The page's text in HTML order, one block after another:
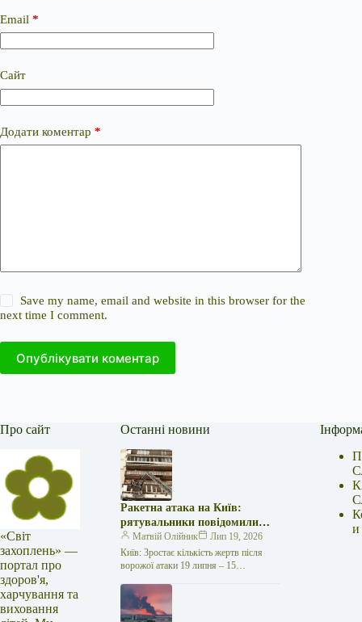
Email *
Сайт
Додати коментар *
Save my name, email and website in this browser for the
next time I comment.
Опублікувати коментар
Про сайт
«Світ
захоплень» —
портал про
здоров'я,
харчування та
виховання
Останні новини
Ракетна атака на Київ:
рятувальники повідомили
про 15 поранених
Матвій Олійник
Лип 19, 2026
Київ: Зростає кількість жертв після
ворожої атаки 19 липня – 15
російської агресії, що сталася у
столиці…
и